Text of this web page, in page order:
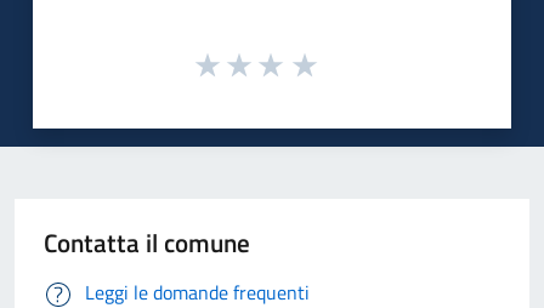
Contatta il comune
Leggi le domande frequenti